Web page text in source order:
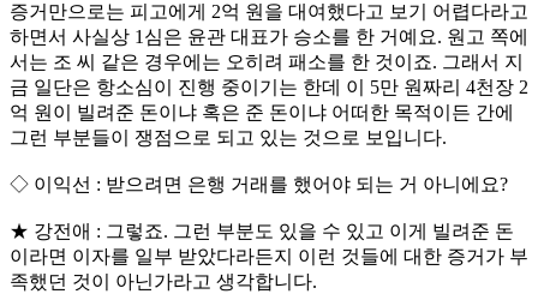
증거만으로는 피고에게 2억 원을 대여했다고 보기 어렵다라고
하면서 사실상 1심은 윤관 대표가 승소를 한 거예요. 원고 쪽에
서는 조 씨 같은 경우에는 오히려 패소를 한 것이죠. 그래서 지
금 일단은 항소심이 진행 중이기는 한데 이 5만 원짜리 4천장 2
억 원이 빌려준 돈이냐 혹은 준 돈이냐 어떠한 목적이든 간에
그런 부분들이 쟁점으로 되고 있는 것으로 보입니다.
◇ 이익선 : 받으려면 은행 거래를 했어야 되는 거 아니에요?
★ 강전애 : 그렇죠. 그런 부분도 있을 수 있고 이게 빌려준 돈
이라면 이자를 일부 받았다라든지 이런 것들에 대한 증거가 부
족했던 것이 아닌가라고 생각합니다.